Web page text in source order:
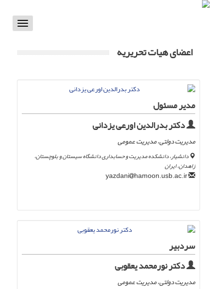
Toggle
اعضای هیات تحریریه
مدیر مسئول
دکتر بدرالدین اورعی یزدانی
مدیریت دولتی، مدیریت عمومی
دانشیار، دانشکده مدیریت و حسابداری دانشگاه سیستان و بلوچستان،
زاهدان، ایران
hamoon.usb.ac.ir
سردبیر
دکتر نورمحمد یعقوبی
مدیریت دولتی، مدیریت عمومی